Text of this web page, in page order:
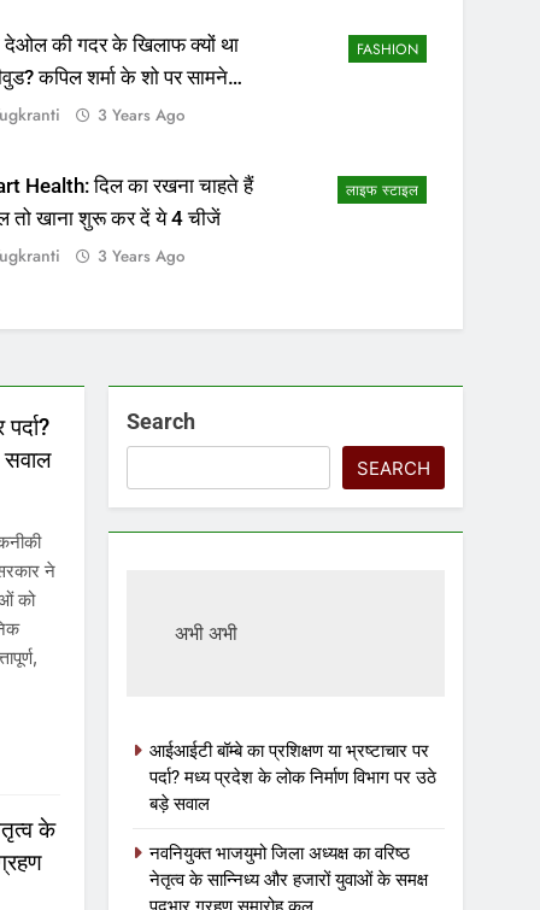
FASHION
देओल की गदर के खिलाफ क्यों था
कपिल शर्मा के शो पर सामने
3 Years Ago
लाइफ स्टाइल
Health: दिल का रखना चाहते हैं
तो खाना शुरू कर दें ये 4 चीजें
3 Years Ago
सवाल
ने
को
के
Search
SEARCH
अभी अभी
आईआईटी बॉम्बे का प्रशिक्षण या भ्रष्टाचार पर
पर्दा? मध्य प्रदेश के लोक निर्माण विभाग पर उठे
बड़े सवाल
नवनियुक्त भाजयुमो जिला अध्यक्ष का वरिष्ठ
नेतृत्व के सान्निध्य और हजारों युवाओं के समक्ष